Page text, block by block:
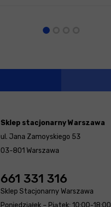
Sklep stacjonarny Warszawa
ul. Jana Zamoyskiego 53
03-801 Warszawa
661 331 316
Sklep Stacjonarny Warszawa